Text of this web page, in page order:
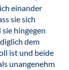
einander
sie sich
sie hingegen
dem
ist und beide
unangenehm